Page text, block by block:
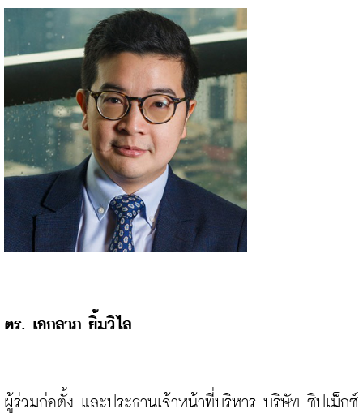
ดร. เอกลาภ ยิ้มวิไล
ผู้ร่วมก่อตั้ง และประธานเจ้าหน้าที่บริหาร บริษัท ซิปเม็กซ์